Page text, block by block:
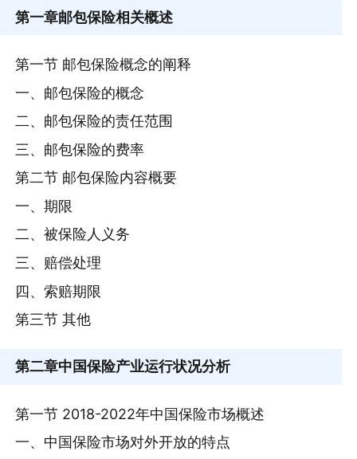
第一章邮包保险相关概述
第一节 邮包保险概念的阐释
一、邮包保险的概念
二、邮包保险的责任范围
三、邮包保险的费率
第二节 邮包保险内容概要
一、期限
二、被保险人义务
三、赔偿处理
四、索赔期限
第三节 其他
第二章中国保险产业运行状况分析
第一节 2018-2022年中国保险市场概述
一、中国保险市场对外开放的特点